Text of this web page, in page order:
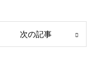
次の記事